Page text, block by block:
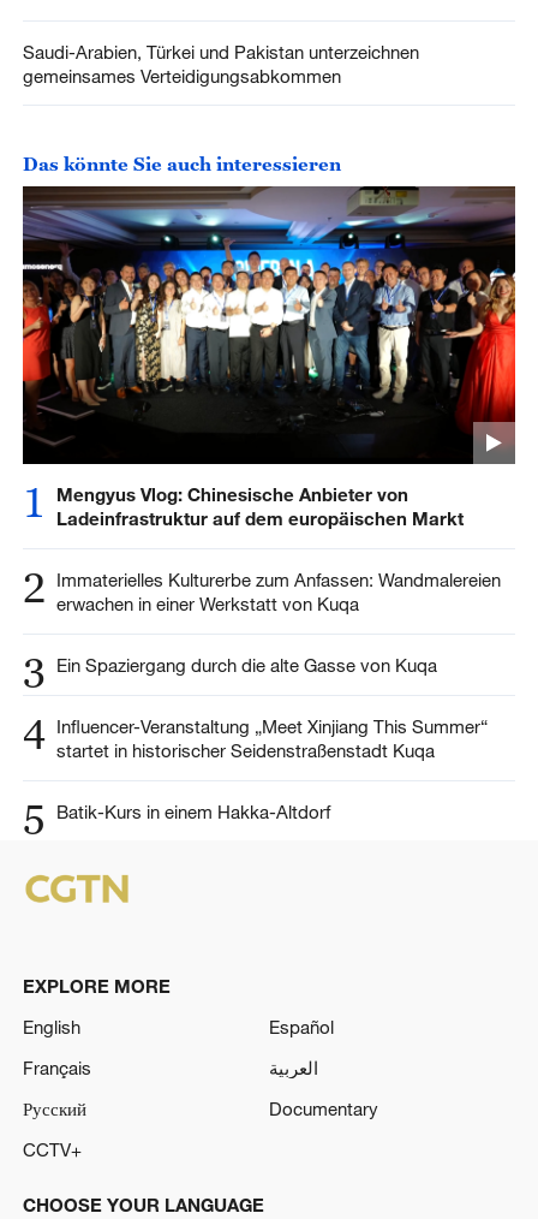
Saudi-Arabien, Türkei und Pakistan unterzeichnen
gemeinsames Verteidigungsabkommen
Das könnte Sie auch interessieren
1
Mengyus Vlog: Chinesische Anbieter von
Ladeinfrastruktur auf dem europäischen Markt
2
Immaterielles Kulturerbe zum Anfassen: Wandmalereien
erwachen in einer Werkstatt von Kuqa
3 Ein Spaziergang durch die alte Gasse von Kuqa
4 Influencer-Veranstaltung „Meet Xinjiang This Summer“
startet in historischer Seidenstraßenstadt Kuqa
5 Batik-Kurs in einem Hakka-Altdorf
EXPLORE MORE
English
Español
Français
العربية
Русский
Documentary
CCTV+
CHOOSE YOUR LANGUAGE